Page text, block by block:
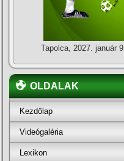
Tapolca, 2027. január 9.
OLDALAK
Kezdőlap
Videógaléria
Lexikon